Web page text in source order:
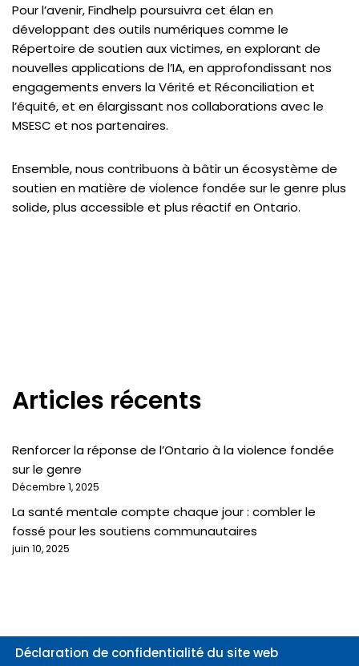
Pour l’avenir, Findhelp poursuivra cet élan en
développant des outils numériques comme le
Répertoire de soutien aux victimes, en explorant de
nouvelles applications de l’IA, en approfondissant nos
engagements envers la Vérité et Réconciliation et
l’équité, et en élargissant nos collaborations avec le
MSESC et nos partenaires.
Ensemble, nous contribuons à bâtir un écosystème de
soutien en matière de violence fondée sur le genre plus
solide, plus accessible et plus réactif en Ontario.
Articles récents
Renforcer la réponse de l’Ontario à la violence fondée
sur le genre
Décembre 1, 2025
La santé mentale compte chaque jour : combler le
fossé pour les soutiens communautaires
juin 10, 2025
Déclaration de confidentialité du site web